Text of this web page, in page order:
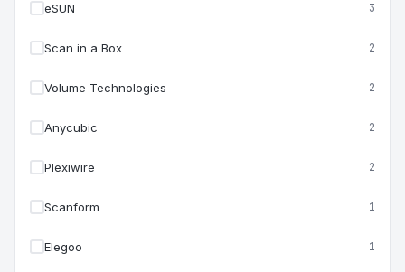
eSUN 3
Scan in a Box 2
Volume Technologies 2
Anycubic 2
Plexiwire 2
Scanform 1
Elegoo 1